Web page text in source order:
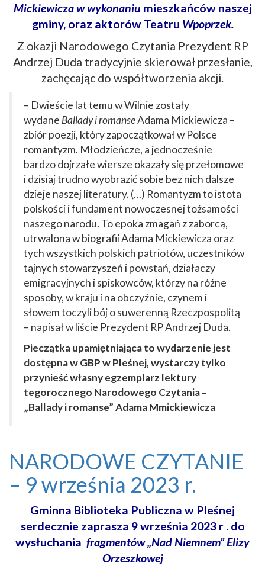
Mickiewicza w wykonaniu mieszkańców naszej
gminy, oraz aktorów Teatru Wpoprzek.
Z okazji Narodowego Czytania Prezydent RP
Andrzej Duda tradycyjnie skierował przesłanie,
zachęcając do współtworzenia akcji.
– Dwieście lat temu w Wilnie zostały
wydane Ballady i romanseAdama Mickiewicza –
zbiór poezji, który zapoczątkował w Polsce
romantyzm. Młodzieńcze, a jednocześnie
bardzo dojrzałe wiersze okazały się przełomowe
i dzisiaj trudno wyobrazić sobie bez nich dalsze
dzieje naszej literatury. (…) Romantyzm to istota
polskości i fundament nowoczesnej tożsamości
naszego narodu. To epoka zmagań z zaborcą,
utrwalona w biografii Adama Mickiewicza oraz
tych wszystkich polskich patriotów, uczestników
tajnych stowarzyszeń i powstań, działaczy
emigracyjnych i spiskowców, którzy na różne
sposoby, w kraju i na obczyźnie, czynem i
słowem toczyli bój o suwerenną Rzeczpospolitą
– napisał w liście Prezydent RP Andrzej Duda.
Pieczątka upamiętniająca to wydarzenie jest
dostępna w GBP w Pleśnej, wystarczy tylko
przynieść własny egzemplarz lektury
tegorocznego Narodowego Czytania –
„Ballady i romanse” Adama Mmickiewicza
NARODOWE CZYTANIE
– 9 września 2023 r.
Gminna Biblioteka Publiczna w Pleśnej
serdecznie zaprasza 9 września 2023 r . do
wysłuchania fragmentów „Nad Niemnem” Elizy
Orzeszkowej